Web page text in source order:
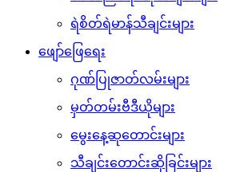
မွေးနေ့ဆုတောင်းများ
သီချင်းတောင်းဆိုခြင်းများ
ဝတ္ထု/ကာတွန်း/ကဗျာများ
ဆောင်းပါး/မဂ္ဂဇင်းများ
ပေါ်ပြူလာသတင်းများ
အနုပညာရှင်သတင်းများ